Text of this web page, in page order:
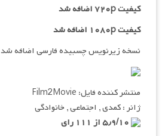
کیفیت ۷۲۰p اضافه شد
کیفیت ۱۰۸۰p اضافه شد
نسخه زیرنویس چسبیده فارسی اضافه شد
منتشر کننده فایل: Film2Movie
ژانر : کمدی , اجتماعی , خانوادگی